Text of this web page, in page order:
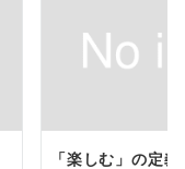
「楽しむ」の定義